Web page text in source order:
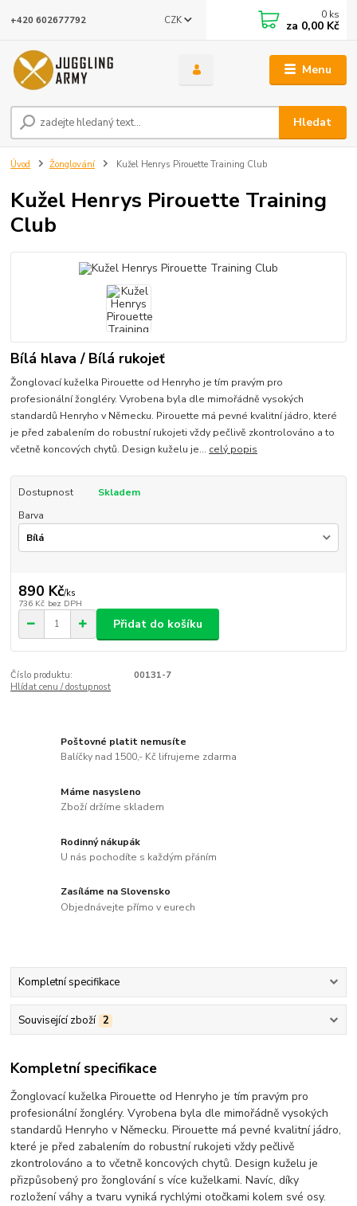
Menu
CZK
Hledat
+420 602677792 0 ks
za 0,00 Kč
Úvod Žonglování Kužel Henrys Pirouette Training Club
Kužel Henrys Pirouette Training
Club
Bílá hlava / Bílá rukojeť
Žonglovací kuželka Pirouette od Henryho je tím pravým pro
profesionální žongléry. Vyrobena byla dle mimořádně vysokých
standardů Henryho v Německu. Pirouette má pevné kvalitní jádro, které
je před zabalením do robustní rukojeti vždy pečlivě zkontrolováno a to
včetně koncových chytů. Design kuželu je... celý popis
Dostupnost
Skladem
Barva
890 Kč/ks
736 Kč bez DPH
Přidat do košíku
Číslo produktu:
00131-7
Hlídat cenu / dostupnost
Poštovné platit nemusíte
Balíčky nad 1500,- Kč lifrujeme zdarma
Máme nasysleno
Zboží držíme skladem
Rodinný nákupák
U nás pochodíte s každým přáním
Zasíláme na Slovensko
Objednávejte přímo v eurech
Kompletní specifikace
Související zboží 2
Kompletní specifikace
Žonglovací kuželka Pirouette od Henryho je tím pravým pro
profesionální žongléry. Vyrobena byla dle mimořádně vysokých
standardů Henryho v Německu. Pirouette má pevné kvalitní jádro,
které je před zabalením do robustní rukojeti vždy pečlivě
zkontrolováno a to včetně koncových chytů. Design kuželu je
přizpůsobený pro žonglování s více kuželkami. Navíc, díky
rozložení váhy a tvaru vyniká rychlými otočkami kolem své osy.